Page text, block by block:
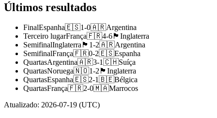
Últimos resultados
FinalEspanha🇪🇸1-0🇦🇷Argentina
Terceiro lugarFrança🇫🇷4-6 🏴󠁧󠁢󠁥󠁮󠁧󠁿 Inglaterra
SemifinalInglaterra 🏴󠁧󠁢󠁥󠁮󠁧󠁿 1-2🇦🇷Argentina
SemifinalFrança🇫🇷0-2🇪🇸Espanha
QuartasArgentina🇦🇷3-1🇨🇭Suíça
QuartasNoruega🇳🇴1-2 🏴󠁧󠁢󠁥󠁮󠁧󠁿 Inglaterra
QuartasEspanha🇪🇸2-1🇧🇪Bélgica
QuartasFrança🇫🇷2-0🇲🇦Marrocos
Atualizado: 2026-07-19 (UTC)